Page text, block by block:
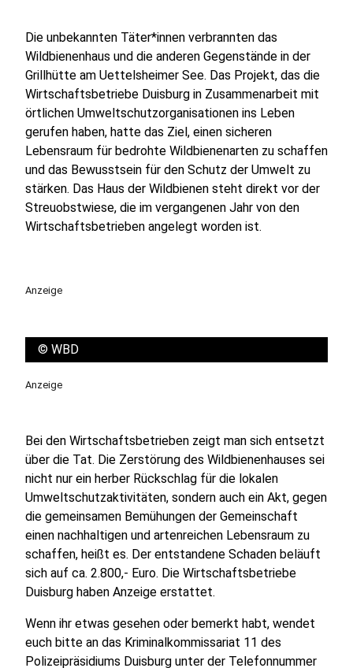
Die unbekannten Täter*innen verbrannten das
Wildbienenhaus und die anderen Gegenstände in der
Grillhütte am Uettelsheimer See. Das Projekt, das die
Wirtschaftsbetriebe Duisburg in Zusammenarbeit mit
örtlichen Umweltschutzorganisationen ins Leben
gerufen haben, hatte das Ziel, einen sicheren
Lebensraum für bedrohte Wildbienenarten zu schaffen
und das Bewusstsein für den Schutz der Umwelt zu
stärken. Das Haus der Wildbienen steht direkt vor der
Streuobstwiese, die im vergangenen Jahr von den
Wirtschaftsbetrieben angelegt worden ist.
Anzeige
© WBD
Anzeige
Bei den Wirtschaftsbetrieben zeigt man sich entsetzt
über die Tat. Die Zerstörung des Wildbienenhauses sei
nicht nur ein herber Rückschlag für die lokalen
Umweltschutzaktivitäten, sondern auch ein Akt, gegen
die gemeinsamen Bemühungen der Gemeinschaft
einen nachhaltigen und artenreichen Lebensraum zu
schaffen, heißt es. Der entstandene Schaden beläuft
sich auf ca. 2.800,- Euro. Die Wirtschaftsbetriebe
Duisburg haben Anzeige erstattet.
Wenn ihr etwas gesehen oder bemerkt habt, wendet
euch bitte an das Kriminalkommissariat 11 des
Polizeipräsidiums Duisburg unter der Telefonnummer